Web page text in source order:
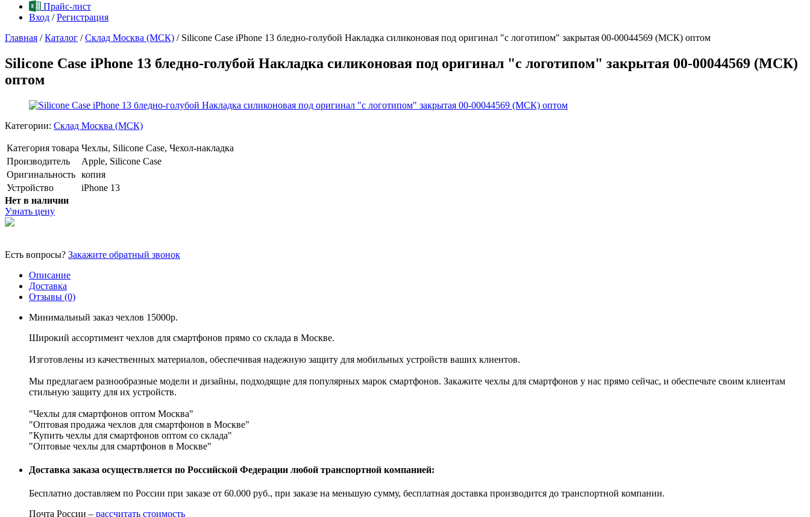
Прайс-лист
Вход /Регистрация
Главная / Каталог / Склад Москва (МСК) / Silicone Case iPhone 13 бледно-голубой Накладка силиконовая под оригинал "с логотипом" закрытая 00-00044569 (МСК) оптом
Silicone Case iPhone 13 бледно-голубой Накладка силиконовая под оригинал "с логотипом" закрытая 00-00044569 (МСК)
оптом
Категории: Склад Москва (МСК)
Категория товара Чехлы, Silicone Case, Чехол-накладка
Производитель
Apple, Silicone Case
Оригинальность копия
Устройство
iPhone 13
Нет в наличии
Узнать цену
Есть вопросы? Закажите обратный звонок
Описание
Доставка
Отзывы (0)
Минимальный заказ чехлов 15000р.
Широкий ассортимент чехлов для смартфонов прямо со склада в Москве.
Изготовлены из качественных материалов, обеспечивая надежную защиту для мобильных устройств ваших клиентов.
Мы предлагаем разнообразные модели и дизайны, подходящие для популярных марок смартфонов. Закажите чехлы для смартфонов у нас прямо сейчас, и обеспечьте своим клиентам
стильную защиту для их устройств.
"Чехлы для смартфонов оптом Москва"
"Оптовая продажа чехлов для смартфонов в Москве"
"Купить чехлы для смартфонов оптом со склада"
"Оптовые чехлы для смартфонов в Москве"
Доставка заказа осуществляется по Российской Федерации любой транспортной компанией:
Бесплатно доставляем по России при заказе от 60.000 руб., при заказе на меньшую сумму, бесплатная доставка производится до транспортной компании.
Почта России – рассчитать стоимость